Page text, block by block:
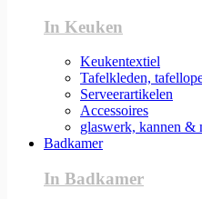
In Keuken
Keukentextiel
Tafelkleden,
Serveerartikelen
Accessoires
glaswerk, kannen &
Badkamer
In Badkamer